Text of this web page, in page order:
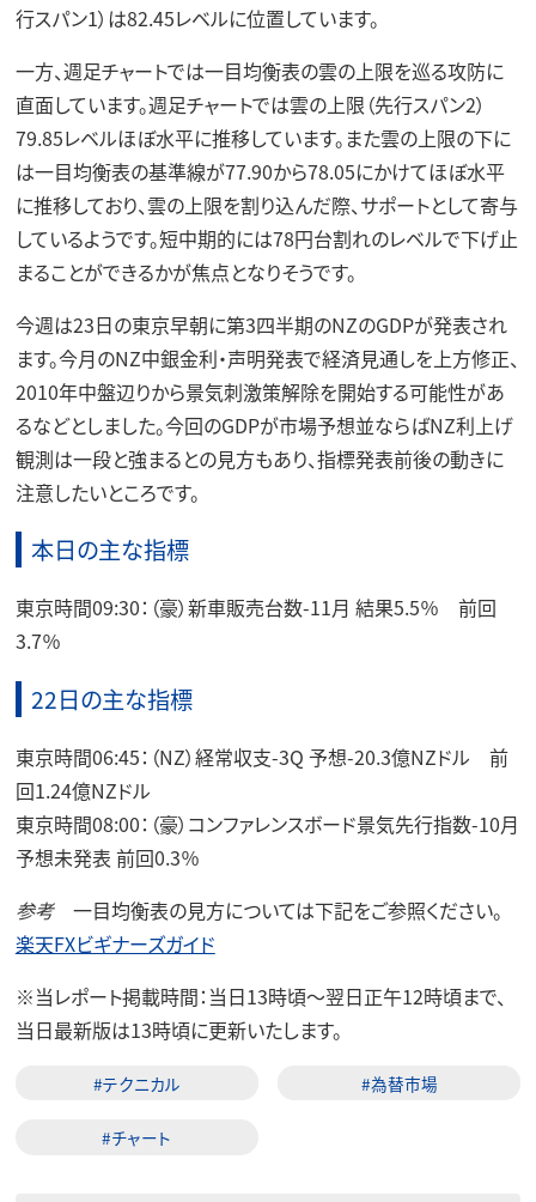
行スパン1）は82.45レベルに位置しています。
一方、週足チャートでは一目均衡表の雲の上限を巡る攻防に
直面しています。週足チャートでは雲の上限（先行スパン2）
79.85レベルほぼ水平に推移しています。また雲の上限の下に
は一目均衡表の基準線が77.90から78.05にかけてほぼ水平
に推移しており、雲の上限を割り込んだ際、サポートとして寄与
しているようです。短中期的には78円台割れのレベルで下げ止
まることができるかが焦点となりそうです。
今週は23日の東京早朝に第3四半期のNZのGDPが発表され
ます。今月のNZ中銀金利・声明発表で経済見通しを上方修正、
2010年中盤辺りから景気刺激策解除を開始する可能性があ
るなどとしました。今回のGDPが市場予想並ならばNZ利上げ
観測は一段と強まるとの見方もあり、指標発表前後の動きに
注意したいところです。
本日の主な指標
東京時間09:30：（豪）新車販売台数-11月 結果5.5％ 前回
3.7％
22日の主な指標
東京時間06:45：（NZ）経常収支-3Q 予想-20.3億NZドル 前
回1.24億NZドル
東京時間08:00：（豪）コンファレンスボード景気先行指数-10月
予想未発表 前回0.3％
参考一目均衡表の見方については下記をご参照ください。
楽天FXビギナーズガイド
※当レポート掲載時間：当日13時頃～翌日正午12時頃まで、
当日最新版は13時頃に更新いたします。
#テクニカル #為替市場
#チャート